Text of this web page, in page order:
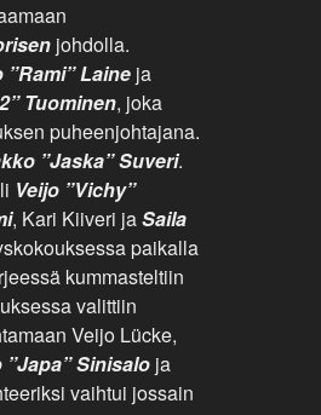
johdolla.
”Rami” Laine ja
Tuominen, joka
puheenjohtajana.
”Jaska” Suveri.
Veijo ”Vichy”
, Kari Kiiveri jaSaila
paikalla
kummasteltiin
valittiin
Veijo Lücke,
”Japa” Sinisalo ja
vaihtui jossain